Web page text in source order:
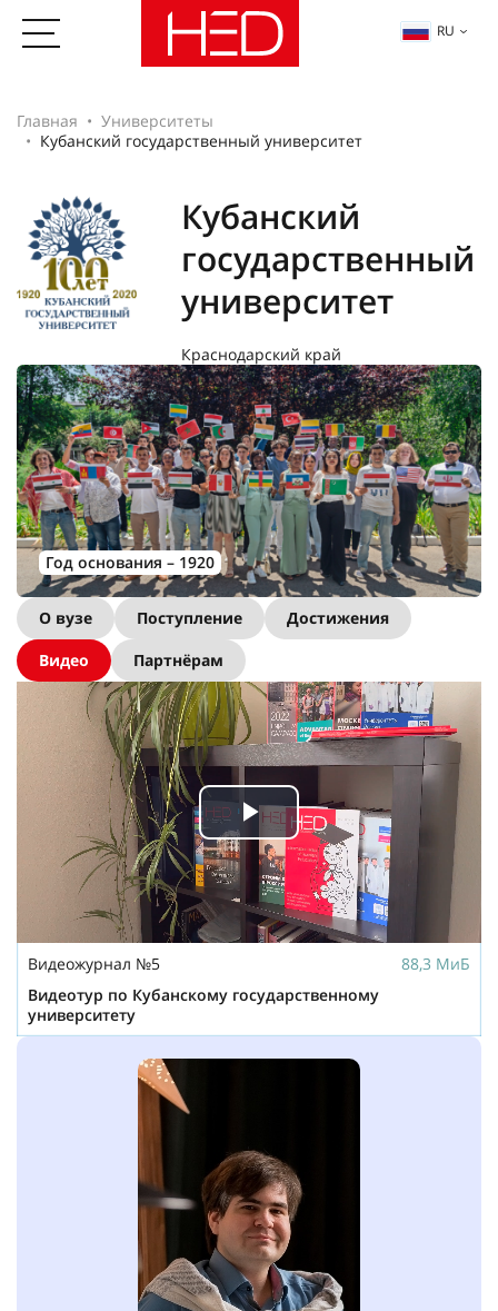
RU
Главная
Университеты
Кубанский государственный университет
Кубанский
государственный
университет
Краснодарский край
Год основания – 1920
О вузе Поступление
Достижения
Видео
Партнёрам
Play
Video
Видеожурнал №5
88,3 МиБ
Видеотур по Кубанскому государственному
университету